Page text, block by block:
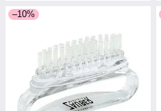
–10%